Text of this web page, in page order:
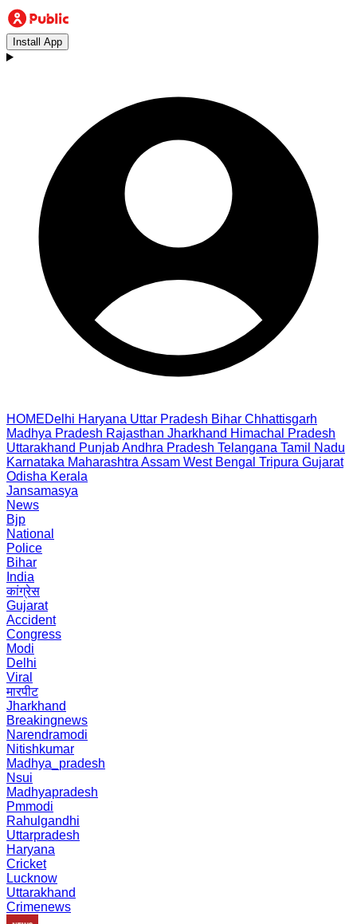
Install App
HOMEDelhi Haryana Uttar Pradesh Bihar Chhattisgarh
Madhya Pradesh Rajasthan Jharkhand Himachal Pradesh
Uttarakhand PunjabAndhra Pradesh Telangana Tamil Nadu
Karnataka Maharashtra Assam West Bengal Tripura Gujarat
Odisha Kerala
Jansamasya
News
Bjp
National
Police
Bihar
India
कांग्रेस
Gujarat
Accident
Congress
Modi
Delhi
Viral
मारपीट
Jharkhand
Breakingnews
Narendramodi
Nitishkumar
Madhya_pradesh
Nsui
Madhyapradesh
Pmmodi
Rahulgandhi
Uttarpradesh
Haryana
Cricket
Lucknow
Uttarakhand
Crimenews